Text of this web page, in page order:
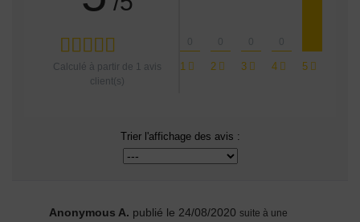
Calculé à partir de 1 avis
client(s)
1 2 3 4 5
Trier l'affichage des avis :
Anonymous A. publié le 24/08/2020 suite à une